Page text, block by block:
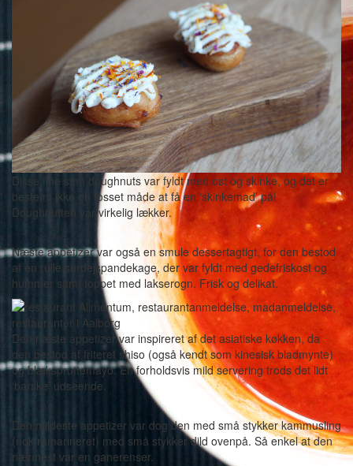
Disse fine små doughnuts var fyldt med ost og skinke, og det er
bestemt ikke en tosset måde at få en ‘skinkemad’ på!
Doughnutten var virkelig lækker.
Næste appetizer var også en smule dessertagtigt, for den bestod
af en rulle surdejspandekage, der var fyldt med gedefriskost og
hummer samt toppet med lakserogn. Frisk og delikat.
Den næste appetizer var inspireret af det asiatiske køkken, da
den bestod af friteret shiso (også kendt som kinesisk bladmynte)
og blækspruttemayo. En forholdsvis mild servering trods det lidt
‘barske’ udseende.
Den mildeste appetizer var dog den med små stykker kammusling
(nok råmarineret) med små stykker dild ovenpå. Så enkel at den
nærmest var en ganerenser.